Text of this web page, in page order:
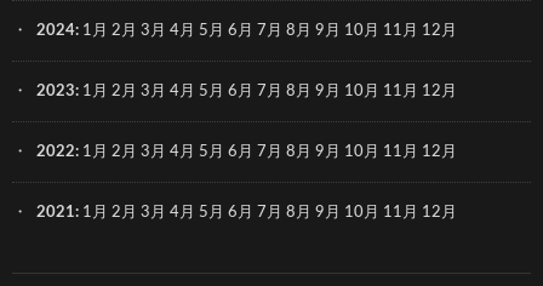
2024: 1月 2月 3月 4月 5月 6月 7月 8月 9月 10月 11月 12月
2023: 1月 2月 3月 4月 5月 6月 7月 8月 9月 10月 11月 12月
2022: 1月 2月 3月 4月 5月 6月 7月 8月 9月 10月 11月 12月
2021: 1月 2月 3月 4月 5月 6月 7月 8月 9月 10月 11月 12月